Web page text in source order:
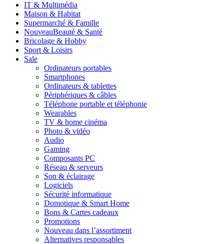
IT & Multimédia
Maison & Habitat
Supermarché & Famille
NouveauBeauté & Santé
Bricolage & Hobby
Sport & Loisirs
Sale
Ordinateurs portables
Smartphones
Ordinateurs & tablettes
Périphériques & câbles
Téléphone portable et téléphonie
Wearables
TV & home cinéma
Photo & vidéo
Audio
Gaming
Composants PC
Réseau & serveurs
Son & éclairage
Logiciels
Sécurité informatique
Domotique & Smart Home
Bons & Cartes cadeaux
Promotions
Nouveau dans l’assortiment
Alternatives responsables